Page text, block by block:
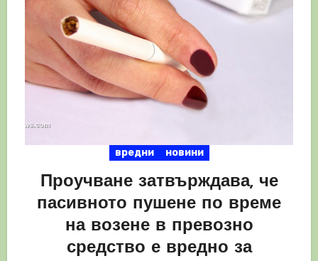
вредни новини
Проучване затвърждава, че
пасивното пушене по време
на возене в превозно
средство е вредно за